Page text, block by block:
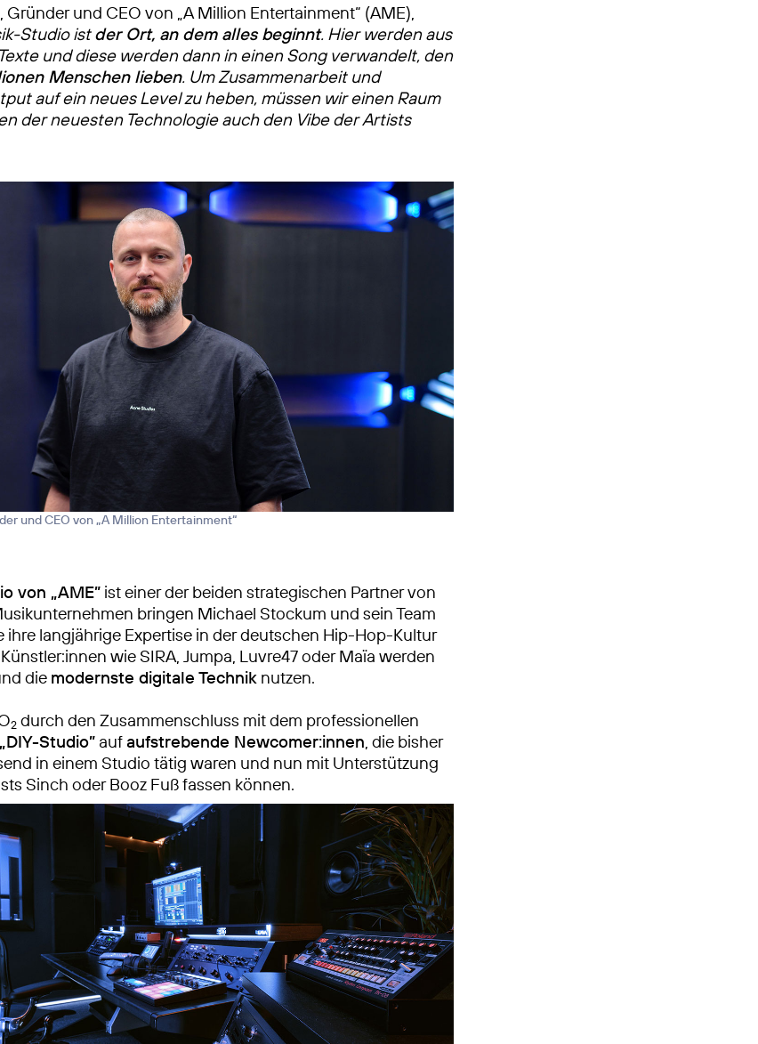
, Gründer und CEO von „A Million Entertainment“ (AME),
Studio istder Ort, an dem alles beginnt. Hier werden aus
und diese werden dann in einen Song verwandelt, den
Menschen lieben. Um Zusammenarbeit und
auf ein neues Level zu heben, müssen wir einen Raum
der neuesten Technologie auch den Vibe der Artists
und CEO von „A Million Entertainment“
von „AME” ist einer der beiden strategischen Partner von
bringen Michael Stockum und sein Team
ihre langjährige Expertise in der deutschen Hip-Hop-Kultur
wie SIRA, Jumpa, Luvre47 oder Maïa werden
die modernste digitale Technik nutzen.
2 durch den Zusammenschluss mit dem professionellen
„DIY-Studio” auf aufstrebende Newcomer:innen, die bisher
in einem Studio tätig waren und nun mit Unterstützung
Sinch oder Booz Fuß fassen können.